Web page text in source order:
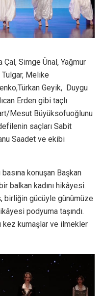
Simge Ünal, Yağmur
Melike
Geyik, Duygu
Erden gibi taçlı
Mesut Büyüksofuoğlunu
saçları Sabit
Saadet ve ekibi
konuşan Başkan
balkan kadını hikâyesi.
birliğin gücüyle günümüze
podyuma taşındı.
kez kumaşlar ve ilmekler